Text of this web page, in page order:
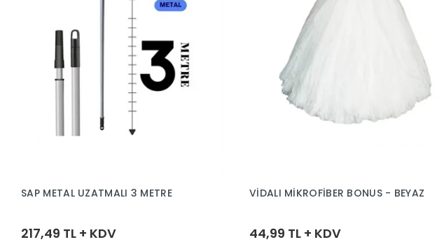
SAP METAL UZATMALI 3 METRE
217,49 TL + KDV
VİDALI MİKROFİBER BONUS - BEYAZ
44,99 TL + KDV